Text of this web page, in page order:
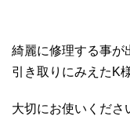
綺麗に修理する事が
引き取りにみえたK
大切にお使いくださ